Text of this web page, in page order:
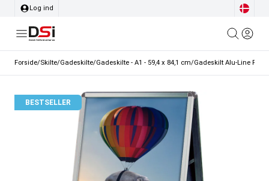
Log ind
Forside/Skilte/Gadeskilte/Gadeskilte - A1 - 59,4 x 84,1 cm/Gadeskilt Alu-Line
BESTSELLER